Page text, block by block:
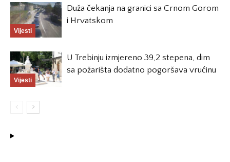
Vijesti
Duža čekanja na granici sa Crnom Gorom
i Hrvatskom
Vijesti
U Trebinju izmjereno 39,2 stepena, dim
sa požarišta dodatno pogoršava vrućinu